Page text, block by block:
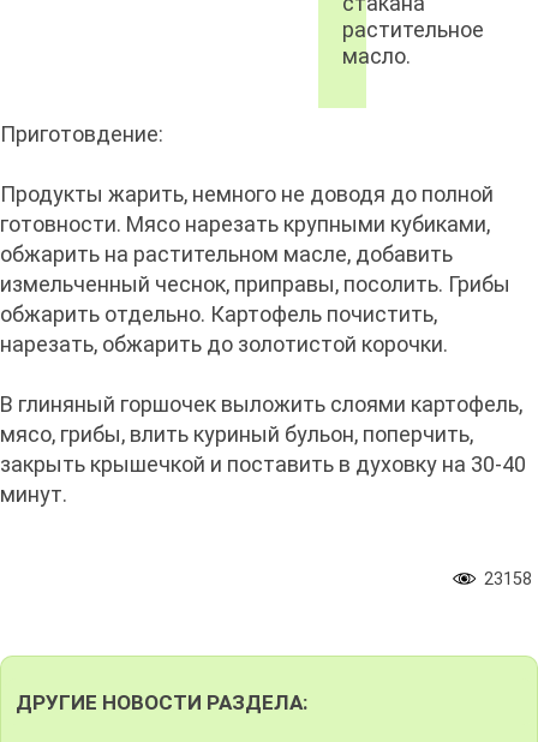
растительное
масло.
Приготовдение:
Продукты жарить, немного не доводя до полной
готовности. Мясо нарезать крупными кубиками,
обжарить на растительном масле, добавить
измельченный чеснок, приправы, посолить. Грибы
обжарить отдельно. Картофель почистить,
нарезать, обжарить до золотистой корочки.
В глиняный горшочек выложить слоями картофель,
мясо, грибы, влить куриный бульон, поперчить,
закрыть крышечкой и поставить в духовку на 30-40
минут.
23158
ДРУГИЕ НОВОСТИ РАЗДЕЛА: